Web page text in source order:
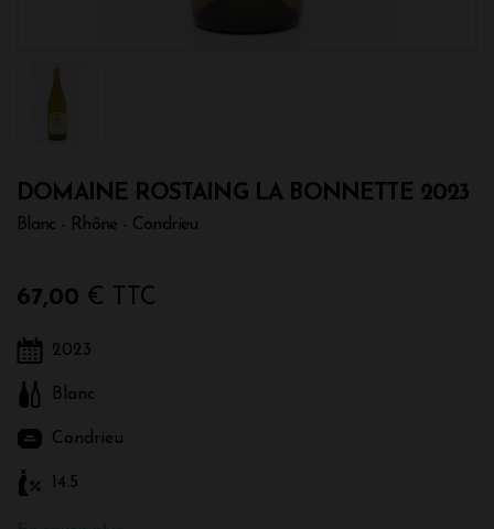
DOMAINE ROSTAING LA BONNETTE 2023
Blanc - Rhône - Condrieu
67,00 € TTC
2023
Blanc
Condrieu
14.5